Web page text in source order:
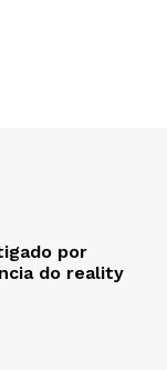
por
do reality